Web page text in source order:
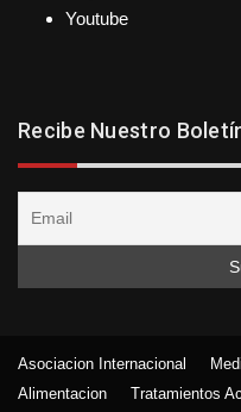
Youtube
Recibe Nuestro
Asociacion Internacional
Alimentacion
Tratamientos